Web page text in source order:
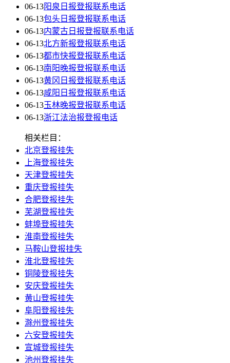
06-13阳泉日报登报联系电话
06-13包头日报登报联系电话
06-13内蒙古日报登报联系电话
06-13北方新报登报联系电话
06-13都市快报登报联系电话
06-13南阳晚报登报联系电话
06-13黄冈日报登报联系电话
06-13咸阳日报登报联系电话
06-13玉林晚报登报联系电话
06-13浙江法治报登报电话
相关栏目：
北京登报挂失
上海登报挂失
天津登报挂失
重庆登报挂失
合肥登报挂失
芜湖登报挂失
蚌埠登报挂失
淮南登报挂失
马鞍山登报挂失
淮北登报挂失
铜陵登报挂失
安庆登报挂失
黄山登报挂失
阜阳登报挂失
滁州登报挂失
六安登报挂失
宣城登报挂失
池州登报挂失